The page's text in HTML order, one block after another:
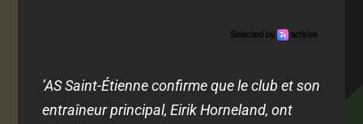
’AS Saint-Étienne confirme que le club et son
entraîneur principal, Eirik Horneland, ont